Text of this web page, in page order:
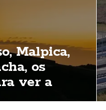
Malpica,
os
ver a
da